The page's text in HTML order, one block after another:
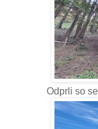
Odprli so